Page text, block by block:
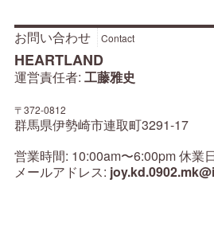
お問い合わせ Contact
HEARTLAND
運営責任者: 工藤雅史
〒372-0812
群馬県伊勢崎市連取町3291-17
営業時間: 10:00am〜6:00pm 休業
メールアドレス: